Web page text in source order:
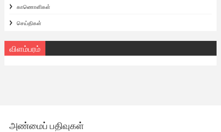
காணொளிகள்
செய்திகள்
விளம்பரம்
அண்மைப் பதிவுகள்